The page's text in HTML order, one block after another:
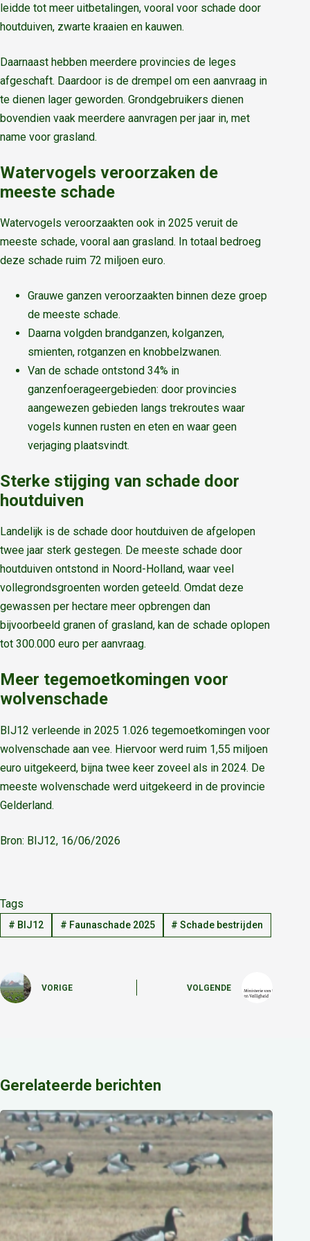
leidde tot meer uitbetalingen, vooral voor schade door
houtduiven, zwarte kraaien en kauwen.
Daarnaast hebben meerdere provincies de leges
afgeschaft. Daardoor is de drempel om een aanvraag in
te dienen lager geworden. Grondgebruikers dienen
bovendien vaak meerdere aanvragen per jaar in, met
name voor grasland.
Watervogels veroorzaken de
meeste schade
Watervogels veroorzaakten ook in 2025 veruit de
meeste schade, vooral aan grasland. In totaal bedroeg
deze schade ruim 72 miljoen euro.
Grauwe ganzen veroorzaakten binnen deze groep
de meeste schade.
Daarna volgden brandganzen, kolganzen,
smienten, rotganzen en knobbelzwanen.
Van de schade ontstond 34% in
ganzenfoerageergebieden: door provincies
aangewezen gebieden langs trekroutes waar
vogels kunnen rusten en eten en waar geen
verjaging plaatsvindt.
Sterke stijging van schade door
houtduiven
Landelijk is de schade door houtduiven de afgelopen
twee jaar sterk gestegen. De meeste schade door
houtduiven ontstond in Noord-Holland, waar veel
vollegrondsgroenten worden geteeld. Omdat deze
gewassen per hectare meer opbrengen dan
bijvoorbeeld granen of grasland, kan de schade oplopen
tot 300.000 euro per aanvraag.
Meer tegemoetkomingen voor
wolvenschade
BIJ12 verleende in 2025 1.026 tegemoetkomingen voor
wolvenschade aan vee. Hiervoor werd ruim 1,55 miljoen
euro uitgekeerd, bijna twee keer zoveel als in 2024. De
meeste wolvenschade werd uitgekeerd in de provincie
Gelderland.
Bron: BIJ12, 16/06/2026
Tags
# BIJ12 # Faunaschade 2025 # Schade bestrijden
VORIGE VOLGENDE
Gerelateerde berichten